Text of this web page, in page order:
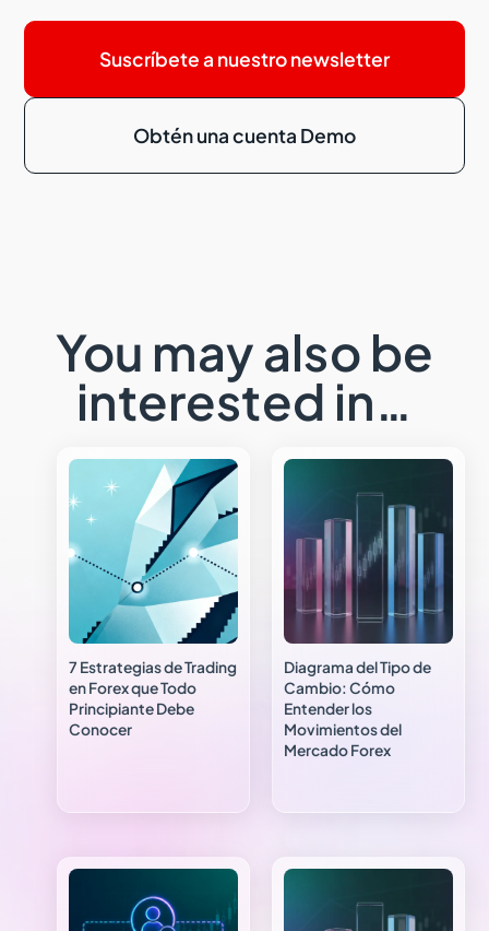
Suscríbete a nuestro newsletter
Obtén una cuenta Demo
You may also be
interested in…
7 Estrategias de Trading
en Forex que Todo
Principiante Debe
Conocer
Diagrama del Tipo de
Cambio: Cómo
Entender los
Movimientos del
Mercado Forex